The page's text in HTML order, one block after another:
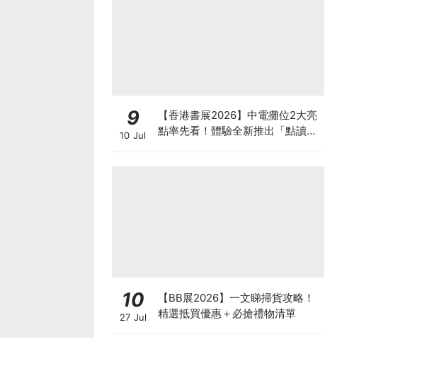
9
10 Jul
【香港書展2026】中電攤位2大亮
點率先看！體驗全新推出「點讀故
10
27 Jul
【BB展2026】一文睇掃貨攻略！
精選抵買優惠＋必搶禮物清單